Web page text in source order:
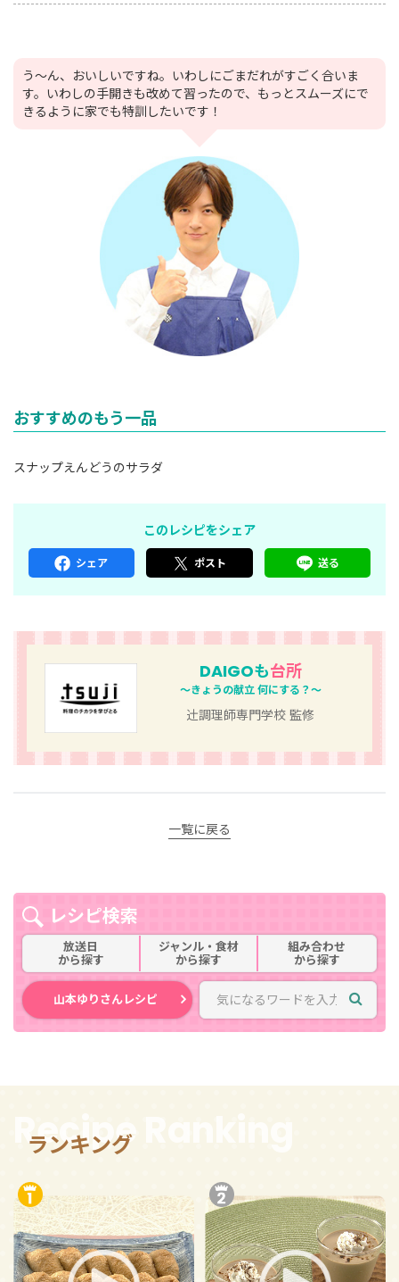
う～ん、おいしいですね。いわしにごまだれがすごく合いま
す。いわしの手開きも改めて習ったので、もっとスムーズにで
きるように家でも特訓したいです！
おすすめのもう一品
スナップえんどうのサラダ
このレシピをシェア
シェア ポスト 送る
DAIGOも台所
～きょうの献立 何にする？～
辻󠄀調理師専門学校 監修
一覧に戻る
レシピ検索
放送日
から探す
ジャンル・食材
から探す
組み合わせ
から探す
山本ゆりさんレシピ
ランキング
Recipe Ranking